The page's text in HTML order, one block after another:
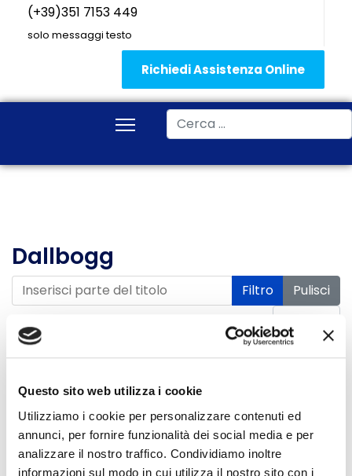
Questo sito web utilizza i cookie
Utilizziamo i cookie per personalizzare contenuti ed
annunci, per fornire funzionalità dei social media e per
analizzare il nostro traffico. Condividiamo inoltre
informazioni sul modo in cui utilizza il nostro sito con i
(+39)351 7153 449
solo messaggi testo
Richiedi Assistenza Online
Cerca
Dallbogg
Inserisci parte del titolo Filtro
Pulisci
Visualizza #
Data
Assenza di un
rappresentante italiano per i
sinistri Dallbogg. Ivass
17 Giugno 2026